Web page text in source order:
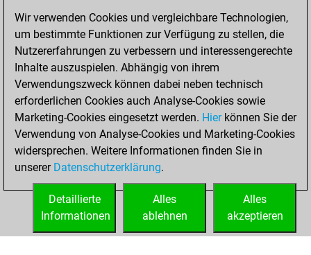
Freitag, Mai 8,
2026
You totalled 3
tactics positions
Tactics
You
solved 1 tactics
positions
You achieved
tactics positions
Wir verwenden Cookies und vergleichbare Technologien,
um bestimmte Funktionen zur Verfügung zu stellen, die
Nutzererfahrungen zu verbessern und interessengerechte
Inhalte auszuspielen. Abhängig von ihrem
Verwendungszweck können dabei neben technisch
erforderlichen Cookies auch Analyse-Cookies sowie
Marketing-Cookies eingesetzt werden. Hierkönnen Sie der
Verwendung von Analyse-Cookies und Marketing-Cookies
widersprechen. Weitere Informationen finden Sie in
unserer Datenschutzerklärung.
Alles
akzeptieren
Alles
ablehnen
Detaillierte
Informationen